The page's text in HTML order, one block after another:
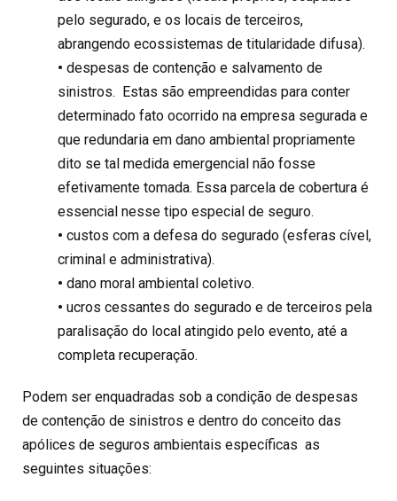
pelo segurado, e os locais de terceiros,
abrangendo ecossistemas de titularidade difusa).
• despesas de contenção e salvamento de
sinistros. Estas são empreendidas para conter
determinado fato ocorrido na empresa segurada e
que redundaria em dano ambiental propriamente
dito se tal medida emergencial não fosse
efetivamente tomada. Essa parcela de cobertura é
essencial nesse tipo especial de seguro.
• custos com a defesa do segurado (esferas cível,
criminal e administrativa).
• dano moral ambiental coletivo.
• ucros cessantes do segurado e de terceiros pela
paralisação do local atingido pelo evento, até a
completa recuperação.
Podem ser enquadradas sob a condição de despesas
de contenção de sinistros e dentro do conceito das
apólices de seguros ambientais específicas as
seguintes situações: